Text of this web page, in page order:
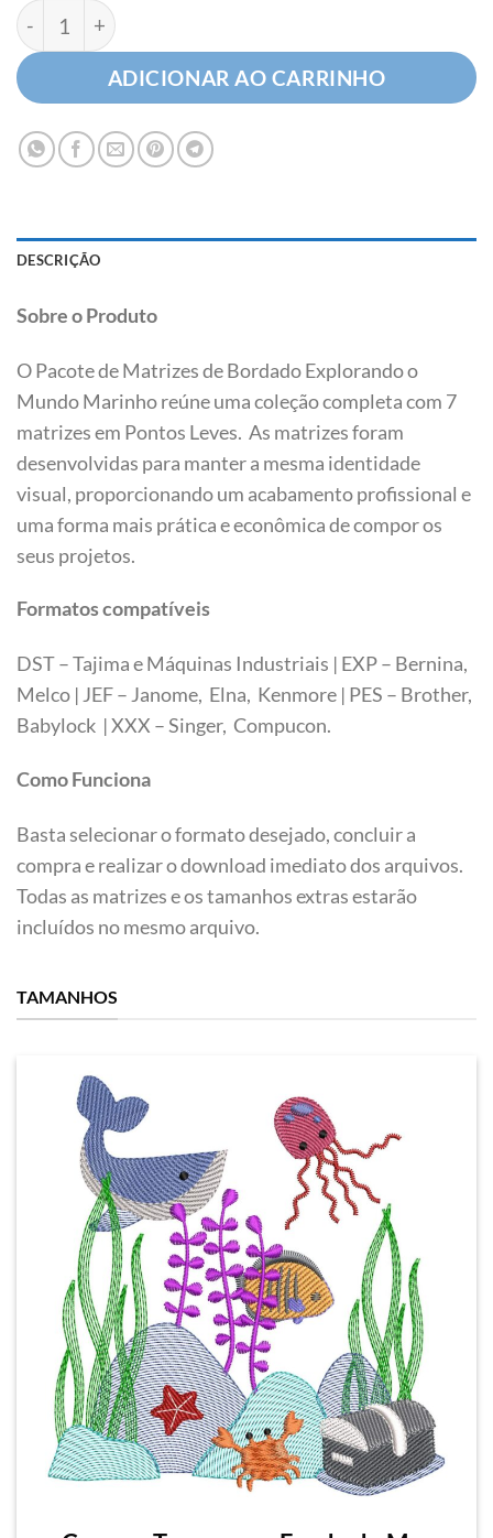
Coleção Explorando o Mundo Marinho quantidade
ADICIONAR AO CARRINHO
DESCRIÇÃO
Sobre o Produto
O Pacote de Matrizes de Bordado Explorando o
Mundo Marinho reúne uma coleção completa com 7
matrizes em Pontos Leves. As matrizes foram
desenvolvidas para manter a mesma identidade
visual, proporcionando um acabamento profissional e
uma forma mais prática e econômica de compor os
seus projetos.
Formatos compatíveis
DST – Tajima e Máquinas Industriais | EXP – Bernina,
Melco | JEF – Janome, Elna, Kenmore | PES – Brother,
Babylock | XXX – Singer, Compucon.
Como Funciona
Basta selecionar o formato desejado, concluir a
compra e realizar o download imediato dos arquivos.
Todas as matrizes e os tamanhos extras estarão
incluídos no mesmo arquivo.
TAMANHOS